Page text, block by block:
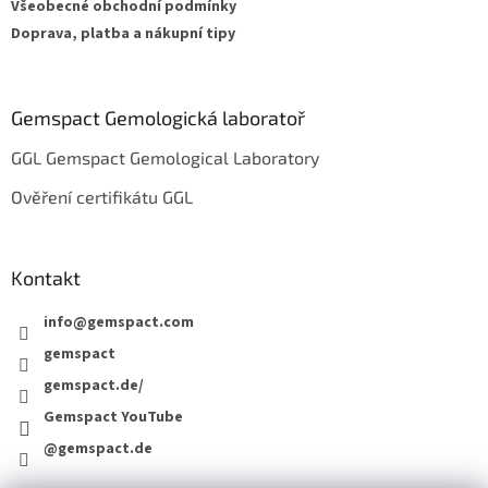
Všeobecné obchodní podmínky
Doprava, platba a nákupní tipy
Gemspact Gemologická laboratoř
GGL Gemspact Gemological Laboratory
Ověření certifikátu GGL
Kontakt
info@gemspact.com
gemspact
gemspact.de/
Gemspact YouTube
@gemspact.de